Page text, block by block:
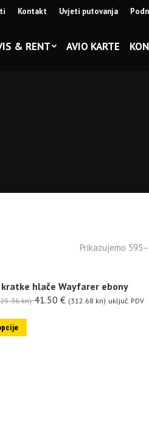
Kontakt Uvjeti putovanja
& RENT AVIO KARTE
Prikazujemo
hlače Wayfarer ebony
kn) 41.50 € (312.68 kn) uključ. PDV